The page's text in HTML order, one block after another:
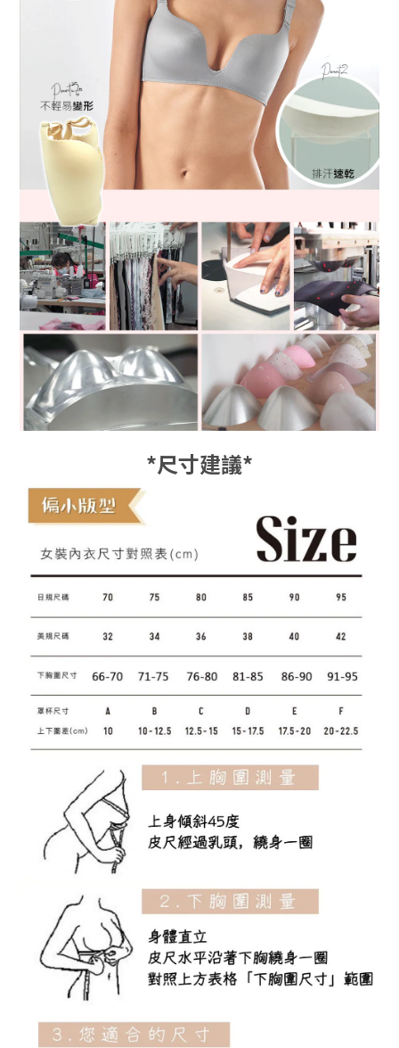
*尺寸建議*